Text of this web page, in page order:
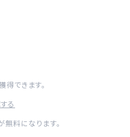
得できます。
る
料になります。